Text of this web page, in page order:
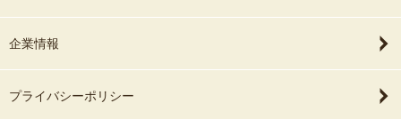
企業情報
プライバシーポリシー